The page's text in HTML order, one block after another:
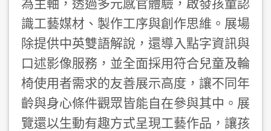
為主軸，透過多元感官體驗，啟發孩童認
識工藝媒材、製作工序與創作思維。展場
除提供中英雙語解說，還導入點字資訊與
口述影像服務，並全面採用符合兒童及輪
椅使用者需求的友善展示高度，讓不同年
齡與身心條件觀眾皆能自在參與其中。展
覽還以生動有趣方式呈現工藝作品，讓孩